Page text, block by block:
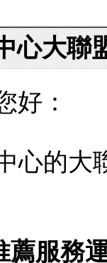
心大聯
好：
心的大
薦服務